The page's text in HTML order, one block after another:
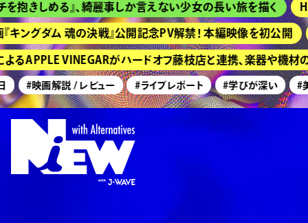
きしめる』、綺麗事しか言えない少女の長い旅を描く
ングダム 魂の決戦』公開記念PV解禁！ 本編映像を初公開
APPLE VINEGARがハードオフ藤枝店と連携、楽器や機材
#映画解説 / レビュー #ライブレポート #学びが深い #美